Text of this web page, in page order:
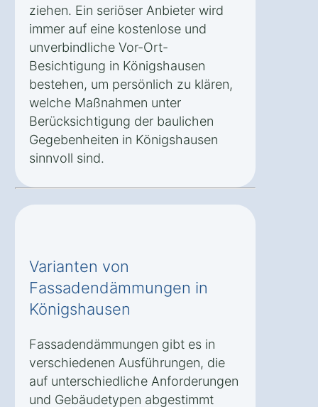
ziehen. Ein seriöser Anbieter wird
immer auf eine kostenlose und
unverbindliche Vor-Ort-
Besichtigung in Königshausen
bestehen, um persönlich zu klären,
welche Maßnahmen unter
Berücksichtigung der baulichen
Gegebenheiten in Königshausen
sinnvoll sind.
Varianten von
Fassadendämmungen in
Königshausen
Fassadendämmungen gibt es in
verschiedenen Ausführungen, die
auf unterschiedliche Anforderungen
und Gebäudetypen abgestimmt